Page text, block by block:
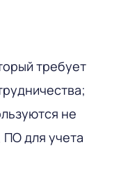
требует
не
для учета